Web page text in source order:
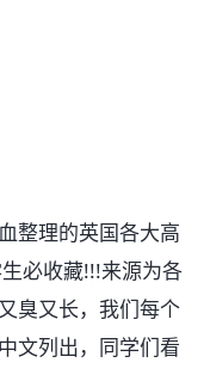
整理的英国各大高
必收藏!!!来源为各
臭又长，我们每个
文列出，同学们看